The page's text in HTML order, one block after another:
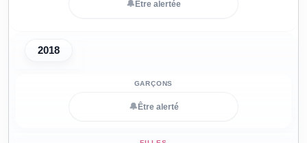
🔔 Être alertée
2018
🔔 Être alerté